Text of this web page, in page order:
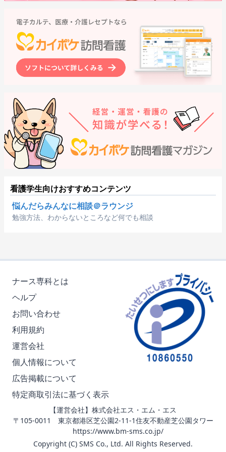
看護学生向けおすすめコンテンツ
悩んだらみんなに相談＠ラウンジ
勉強方法、わからないところなど何でも相談
ナース専科とは
ヘルプ
お問い合わせ
利用規約
運営会社
個人情報について
広告掲載について
特定商取引法に基づく表示
【運営会社】株式会社エス・エム・エス
〒105-0011 東京都港区芝公園2-11-1住友不動産芝公園タワー
https://www.bm-sms.co.jp/
Copyright (C) SMS Co., Ltd. All Rights Reserved.